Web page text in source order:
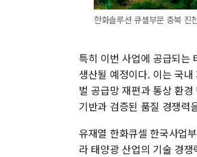
한화솔루션 큐셀부문 충북 진
특히 이번 사업에 공급되는
생산될 예정이다. 이는 국
벌 공급망 재편과 통상 환
기반과 검증된 품질 경쟁력
유재열 한화큐셀 한국사업
라 태양광 산업의 기술 경